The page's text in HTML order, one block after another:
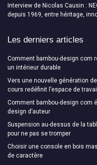
Interview de Nicolas Causin :
depuis 1969, entre héritage,
Les derniers articles
Comment bambou-design com
un intérieur durable
Vers une nouvelle génération
cours redéfinit l’espace de travail
Comment bambou-design com
design d’auteur
Suspension au-dessus de la
pour ne pas se tromper
Choisir une console en bois
de caractère